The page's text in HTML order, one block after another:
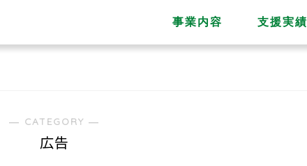
事業内容 支援実績
― CATEGORY ―
広告